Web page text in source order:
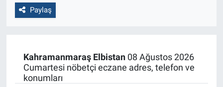
Paylaş
Kahramanmaraş Elbistan08 Ağustos 2026
Cumartesi nöbetçi eczane adres, telefon ve
konumları